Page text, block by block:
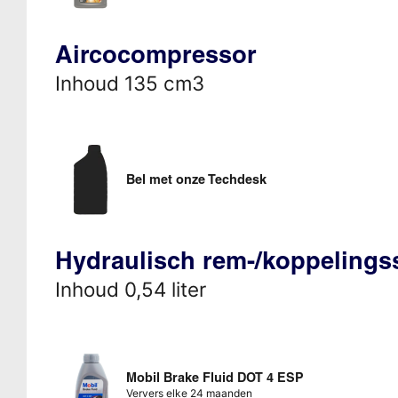
Aircocompressor
Inhoud 135 cm3
Bel met onze Techdesk
Hydraulisch rem-/
Inhoud 0,54 liter
Mobil Brake Fluid DOT 4 ESP
Ververs elke 24 maanden